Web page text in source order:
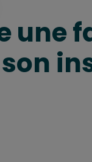
une